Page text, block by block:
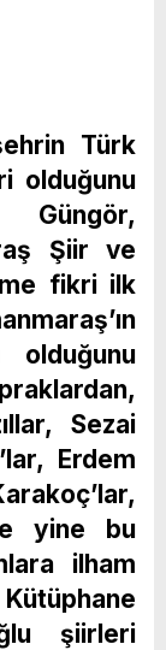
Türk
olduğunu
Şiir ve
fikri ilk
olduğunu
Sezai
Erdem
yine bu
ilham
Kütüphane
şiirleri